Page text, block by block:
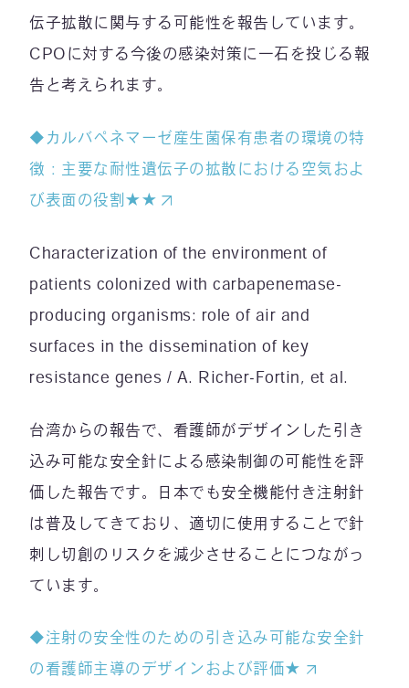
伝子拡散に関与する可能性を報告しています。
CPOに対する今後の感染対策に一石を投じる報
告と考えられます。
◆カルバペネマーゼ産生菌保有患者の環境の特
徴：主要な耐性遺伝子の拡散における空気およ
び表面の役割★★
Characterization of the environment of
patients colonized with carbapenemase-
producing organisms: role of air and
surfaces in the dissemination of key
resistance genes / A. Richer-Fortin, et al.
台湾からの報告で、看護師がデザインした引き
込み可能な安全針による感染制御の可能性を評
価した報告です。日本でも安全機能付き注射針
は普及してきており、適切に使用することで針
刺し切創のリスクを減少させることにつながっ
ています。
◆注射の安全性のための引き込み可能な安全針
の看護師主導のデザインおよび評価★